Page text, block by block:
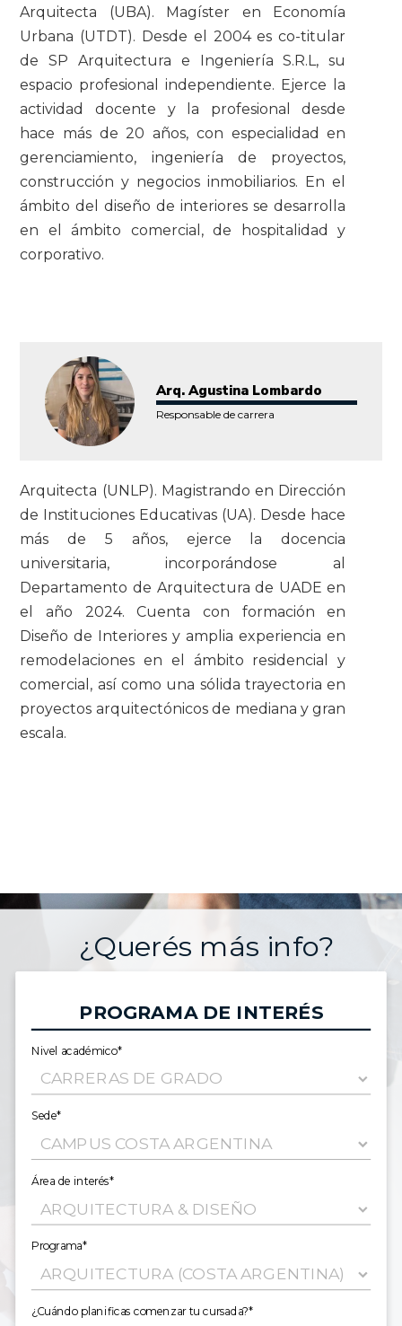
Arquitecta (UBA). Magíster en Economía
Urbana (UTDT). Desde el 2004 es co-titular
de SP Arquitectura e Ingeniería S.R.L, su
espacio profesional independiente. Ejerce la
actividad docente y la profesional desde
hace más de 20 años, con especialidad en
gerenciamiento, ingeniería de proyectos,
construcción y negocios inmobiliarios. En el
ámbito del diseño de interiores se desarrolla
en el ámbito comercial, de hospitalidad y
corporativo.
Arq. Agustina Lombardo
Responsable de carrera
Arquitecta (UNLP). Magistrando en Dirección
de Instituciones Educativas (UA). Desde hace
más de 5 años, ejerce la docencia
universitaria, incorporándose al
Departamento de Arquitectura de UADE en
el año 2024. Cuenta con formación en
Diseño de Interiores y amplia experiencia en
remodelaciones en el ámbito residencial y
comercial, así como una sólida trayectoria en
proyectos arquitectónicos de mediana y gran
escala.
¿Querés más info?
PROGRAMA DE INTERÉS
Nivel académico*
Sede*
Área de interés*
Programa*
¿Cuándo planificas comenzar tu cursada?*